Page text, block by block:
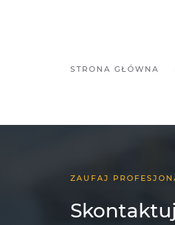
STRONA GŁÓWNA
ZAUFAJ